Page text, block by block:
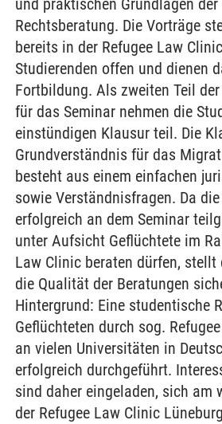
und praktischen Grundlagen
Rechtsberatung. Die Vorträge
bereits in der Refugee Law
Studierenden offen und dienen
Fortbildung. Als zweiten Teil
für das Seminar nehmen die
einstündigen Klausur teil. Die
Grundverständnis für das
besteht aus einem einfachen
sowie Verständnisfragen. Da
erfolgreich an dem Seminar
unter Aufsicht Geflüchtete im
Law Clinic beraten dürfen, stellt
die Qualität der Beratungen
Hintergrund: Eine studentische
Geflüchteten durch sog.
an vielen Universitäten in
erfolgreich durchgeführt.
sind daher eingeladen, sich am
der Refugee Law Clinic